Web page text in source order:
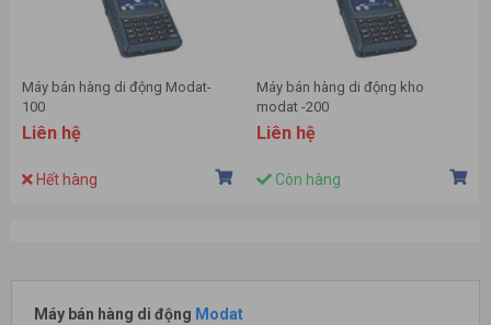
Máy bán hàng di động Modat-
100
Liên hệ
Hết hàng
Máy bán hàng di động kho
modat -200
Liên hệ
Còn hàng
Máy bán hàng di động Modat